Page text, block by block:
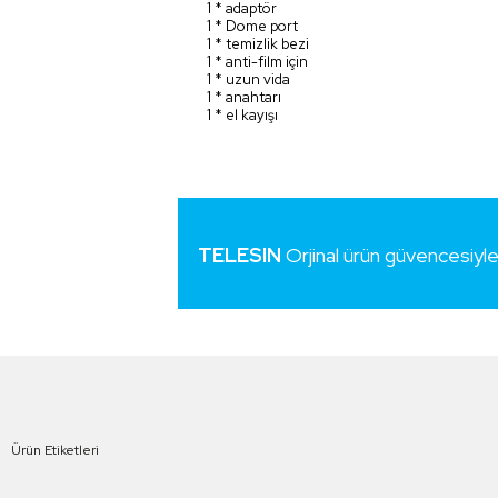
1 * adaptör
1 * Dome port
1 * temizlik bezi
1 * anti-film için
1 * uzun vida
1 * anahtarı
1 * el kayışı
TELESIN Orjinal ürün güvencesiyle
Ürün Etiketleri